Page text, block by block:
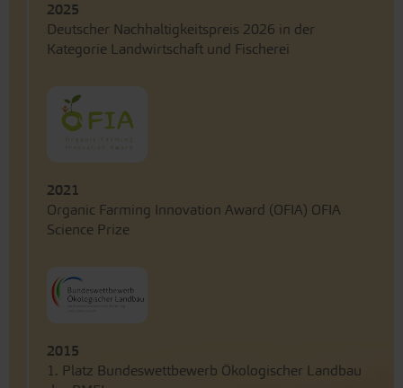
2025
Deutscher Nachhaltigkeitspreis 2026 in der
Kategorie Landwirtschaft und Fischerei
2021
Organic Farming Innovation Award (OFIA) OFIA
Science Prize
2015
1. Platz Bundeswettbewerb Ökologischer Landbau